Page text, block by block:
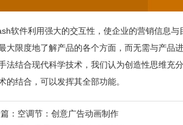
软件利用强大的交互性，使企业的营销信息
大限度地了解产品的各个方面，而无需与产品进
法结合现代科学技术，我们认为创造性思维充
的结合，可以发挥其全部功能。
： 空调节：创意广告动画制作